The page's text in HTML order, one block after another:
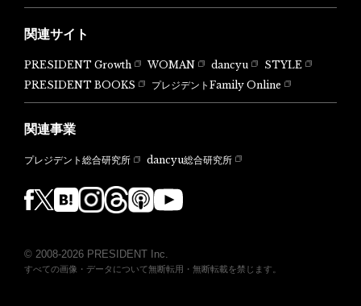
関連サイト
PRESIDENT Growth WOMAN dancyu
STYLE
PRESIDENT BOOKS
プレジデントFamily Online
関連事業
プレジデント総合研究所 dancyu総合研究所
© 2008-2026 PRESIDENT Inc.
すべての画像・データについて無断転用・無断転載を禁じます。